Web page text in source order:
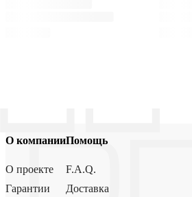
О компании
О проекте
Гарантии
Помощь
F.A.Q.
Доставка